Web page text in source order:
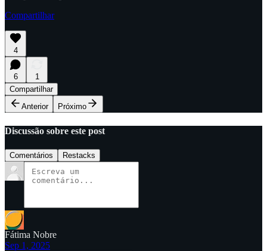
Compartilhar
4
6
1
Compartilhar
Anterior
Próximo
Discussão sobre este post
Comentários Restacks
Fátima Nobre
Sep 1, 2025